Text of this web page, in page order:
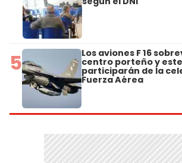
5 Los aviones F 16
centro porteño y
participarán de la
Fuerza Aérea